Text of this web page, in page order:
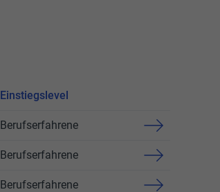
Einstiegslevel
Berufserfahrene
Berufserfahrene
Berufserfahrene